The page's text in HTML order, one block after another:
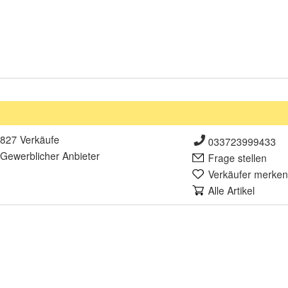
827 Verkäufe
Gewerblicher Anbieter
033723999433
Frage stellen
Verkäufer merken
Alle Artikel